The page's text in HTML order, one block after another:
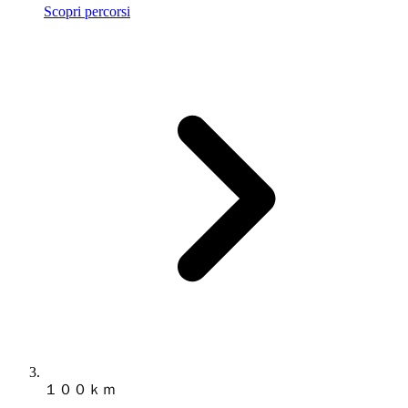
Scopri percorsi
１００ｋｍ